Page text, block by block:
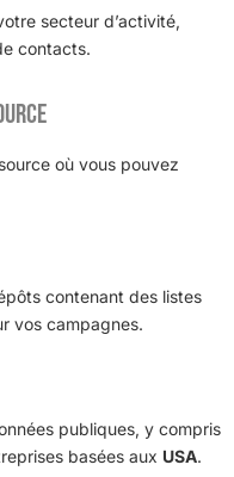
secteur d’activité,
contacts.
où vous pouvez
contenant des listes
vos campagnes.
publiques, y compris
basées aux USA.